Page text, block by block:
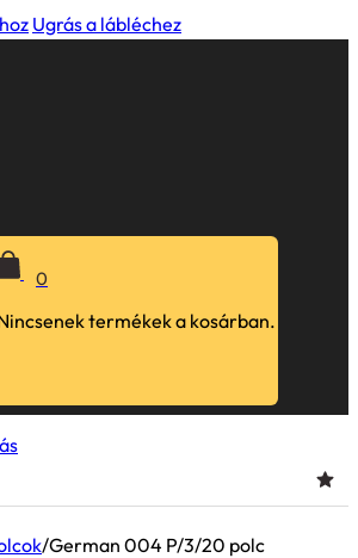
Ugrás a lábléchez
0
termékek a kosárban.
/German 004 P/3/20 polc